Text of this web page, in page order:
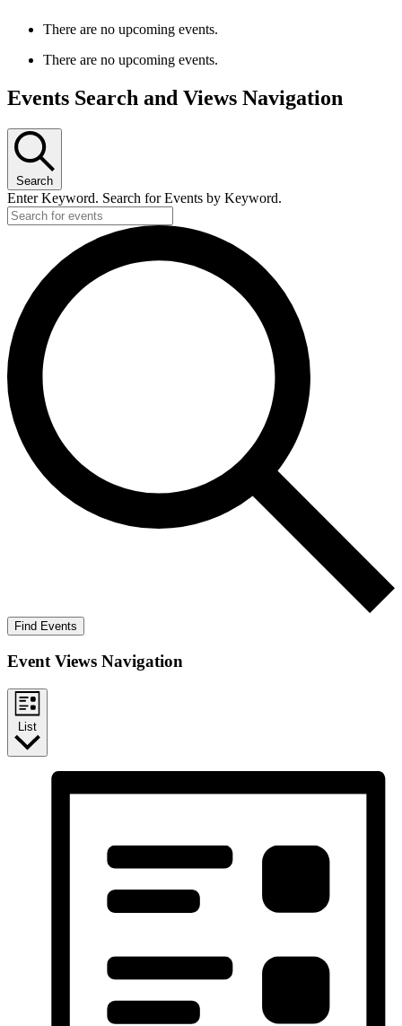
There are no upcoming events.
There are no upcoming events.
Events Search and Views Navigation
Search
Enter Keyword. Search for Events by Keyword.
Find Events
Event Views Navigation
List